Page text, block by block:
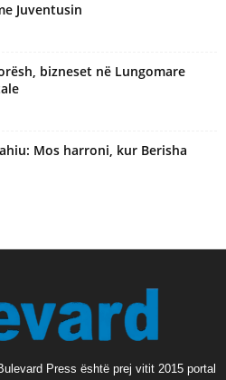
Juventusin
bizneset në Lungomare
Mos harroni, kur Berisha
Press është prej vitit 2015 portal